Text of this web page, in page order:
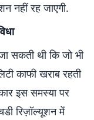
नहीं रह जाएगी.
सकती थी कि जो भी
काफी खराब रहती
इस समस्या पर
रिज़ॉल्यूशन में